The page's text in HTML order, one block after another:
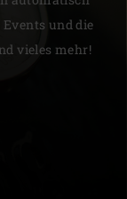
und die
vieles mehr!